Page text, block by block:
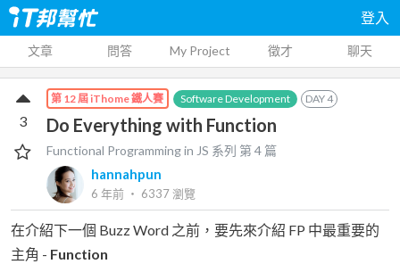
登入
文章 問答 My Project 徵才 聊天
第 12 屆 iThome 鐵人賽 Software Development DAY4
Do Everything with Function
Functional Programming in JS 系列 第4 篇
hannahpun
6 年前 ‧ 6337瀏覽
3
在介紹下一個 Buzz Word 之前，要先來介紹 FP 中最重要的
主角 - Function